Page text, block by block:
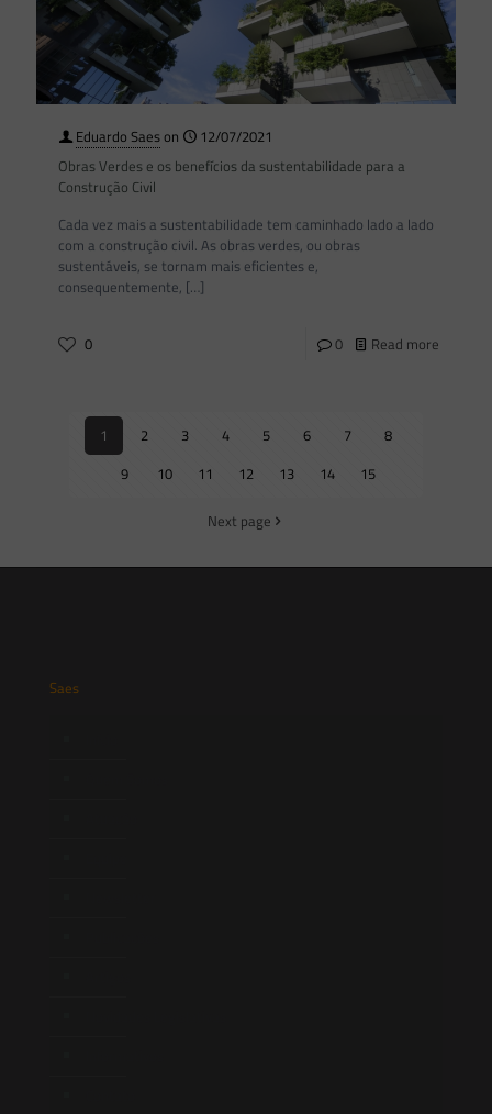
Eduardo Saeson
12/07/2021
Obras Verdes e os benefícios da sustentabilidade para a
Construção Civil
Cada vez mais a sustentabilidade tem caminhado lado a lado
com a construção civil. As obras verdes, ou obras
sustentáveis, se tornam mais eficientes e,
consequentemente, […]
0 0 Read more
1 2 3 4 5 6 7
8
9
10 11 12 13 14 15
Next page
Saes